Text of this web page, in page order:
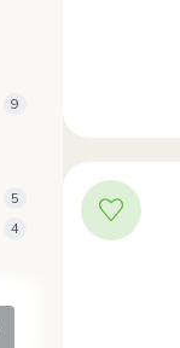
9
5
4